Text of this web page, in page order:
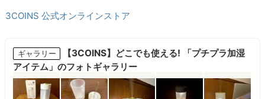
3COINS 公式オンラインストア
ギャラリー
【3COINS】どこでも使える! 「プチプラ加湿
アイテム」のフォトギャラリー